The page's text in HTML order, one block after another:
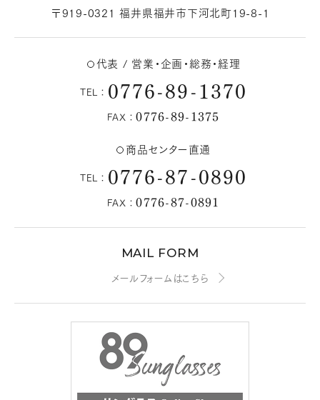
〒919-0321 福井県福井市下河北町19-8-1
代表 / 営業・企画・総務・経理
TEL： 0776-89-1370
FAX：0776-89-1375
商品センター直通
TEL： 0776-87-0890
FAX：0776-87-0891
MAIL FORM
メールフォームはこちら